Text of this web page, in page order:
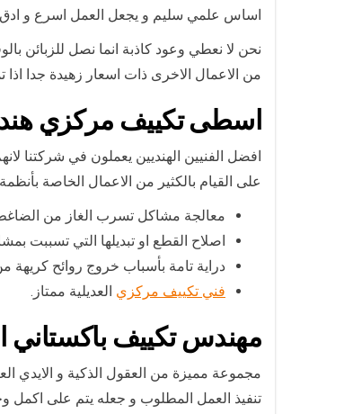
اساس علمي سليم و يجعل العمل اسرع و
نحن لا نعطي وعود كاذبة انما نصل للزبائن
من الاعمال الاخرى ذات اسعار زهيدة جدا
اسطى تكييف مركزي
افضل الفنيين الهنديين يعملون في شركتنا
على القيام بالكثير من الاعمال الخاصة
معالجة مشاكل تسرب الغاز من
اصلاح القطع او تبديلها التي تسببت
دراية تامة بأسباب خروج روائح كريهة
فني تكييف مركزي العديلية ممتاز.
مهندس تكييف باكستاني
مجموعة مميزة من العقول الذكية و الايدي
تنفيذ العمل المطلوب و جعله يتم على اكمل